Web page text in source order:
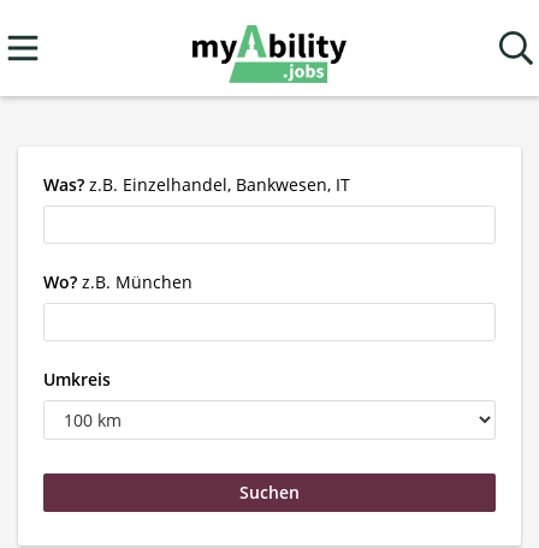
Was? z.B. Einzelhandel, Bankwesen, IT
Wo? z.B. München
Umkreis